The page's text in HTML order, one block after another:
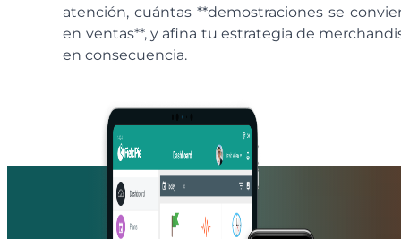
atención, cuántas **demostraciones se
en ventas**, y afina tu estrategia de
en consecuencia.